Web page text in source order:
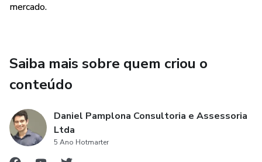
mercado.
Saiba mais sobre quem criou o
conteúdo
Daniel Pamplona Consultoria e Assessoria
Ltda
5 Ano Hotmarter